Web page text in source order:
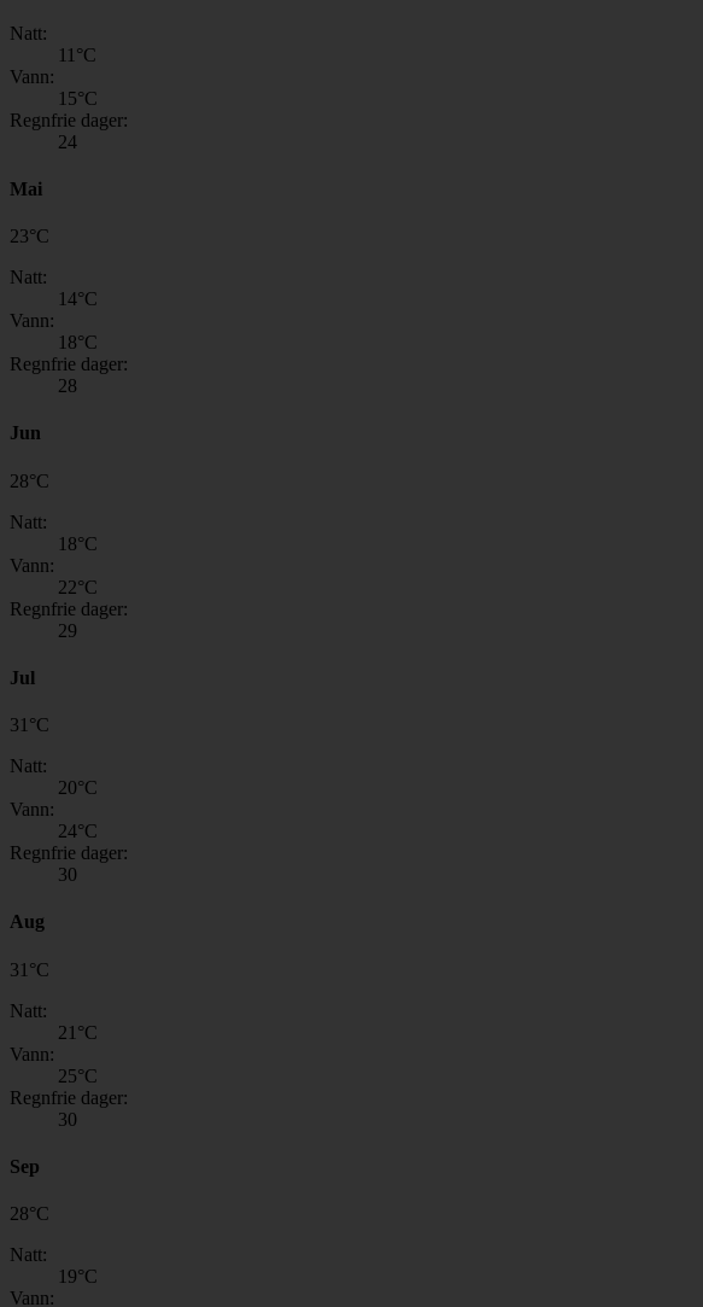
Natt:
11 °C
Vann:
15°C
Regnfrie dager:
24
Mai
23°C
Natt:
14°C
Vann:
18°C
Regnfrie dager:
28
Jun
28°C
Natt:
18°C
Vann:
22°C
Regnfrie dager:
29
Jul
31 °C
Natt:
20°C
Vann:
24°C
Regnfrie dager:
30
Aug
31 °C
Natt:
21 °C
Vann:
25°C
Regnfrie dager:
30
Sep
28°C
Natt:
19°C
Vann: